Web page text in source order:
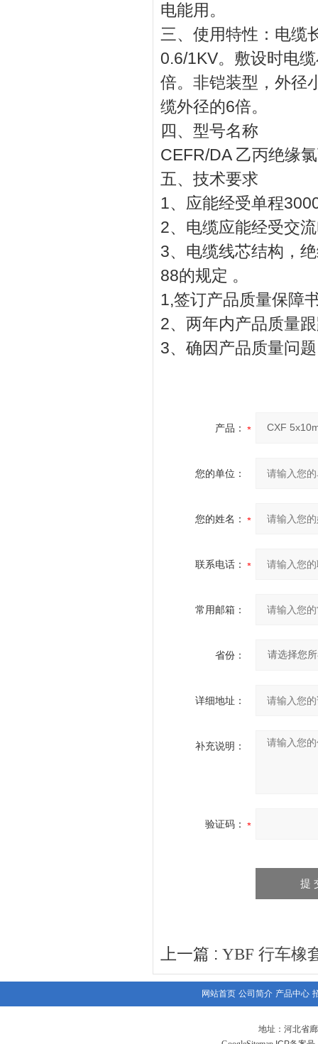
电能用。
三、使用特性：电缆
0.6/1KV。敷设时电
倍。非铠装型，外径
缆外径的6倍。
四、型号名称
CEFR/DA 乙丙绝缘
五、技术要求
1、应能经受单程
2、电缆应能经受交
3、电缆线芯结构，
88的规定 。
1,签订产品质量保障
2、两年内产品质量
3、确因产品质量问
产品：
您的单位：
您的姓名：
联系电话：
常用邮箱：
省份：
详细地址：
补充说明：
验证码：
上一篇 : YBF 行车橡
网站首页 公司简介 产品中心
地址：河北省